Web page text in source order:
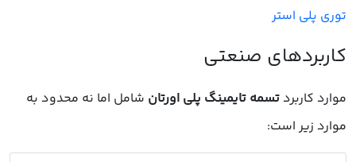
توری پلی استر
کاربردهای صنعتی
موارد کاربرد تسمه تایمینگ پلی اورتان شامل اما نه محدود به
موارد زیر است: